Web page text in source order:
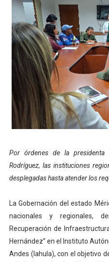
Gobierno bolivariano
Niños merideños
Hospital universitario
Instituto Nacional de
Gobernación de Mérida
Corposalud inició
Fortaleciendo la
Campo Elías consolida
Fundecem inició con
El Lactario del Iahula
Plan Vacacional
Por órdenes de la presidenta
Rodríguez, las instituciones
desplegadas hasta atender los
La Gobernación del estado
nacionales y regionales,
Recuperación de
Hernández” en el Instituto
Andes (Iahula), con el objetivo